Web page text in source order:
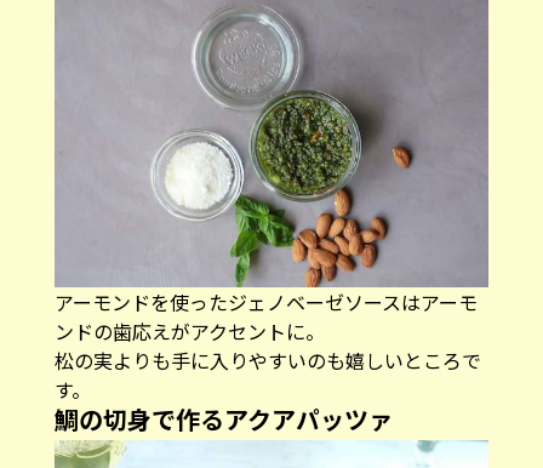
アーモンドを使ったジェノベーゼソースはアーモ
ンドの歯応えがアクセントに。
松の実よりも手に入りやすいのも嬉しいところで
す。
鯛の切身で作るアクアパッツァ